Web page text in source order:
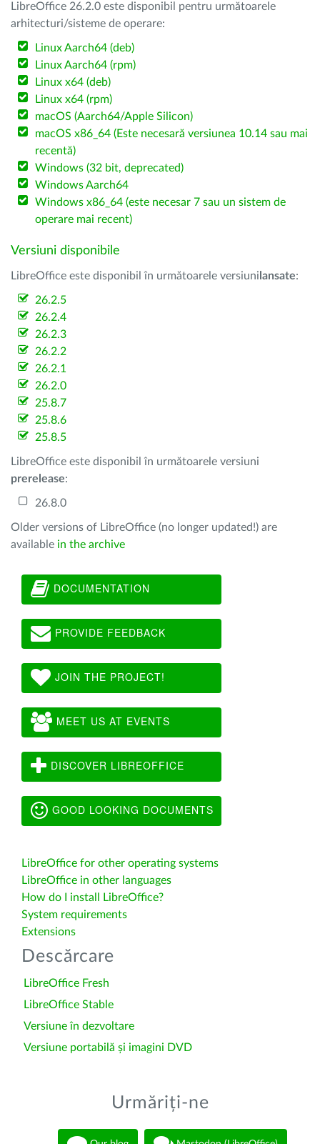
LibreOffice 26.2.0 este disponibil pentru următoarele
arhitecturi/sisteme de operare:
Linux Aarch64 (deb)
Linux Aarch64 (rpm)
Linux x64 (deb)
Linux x64 (rpm)
macOS (Aarch64/Apple Silicon)
macOS x86_64 (Este necesară versiunea 10.14 sau mai
recentă)
Windows (32 bit, deprecated)
Windows Aarch64
Windows x86_64 (este necesar 7 sau un sistem de
operare mai recent)
Versiuni disponibile
LibreOffice este disponibil în următoarele versiuni lansate:
26.2.5
26.2.4
26.2.3
26.2.2
26.2.1
26.2.0
25.8.7
25.8.6
25.8.5
LibreOffice este disponibil în următoarele versiuni
prerelease:
26.8.0
Older versions of LibreOffice (no longer updated!) are
available in the archive
DOCUMENTATION
PROVIDE FEEDBACK
JOIN THE PROJECT!
MEET US AT EVENTS
DISCOVER LIBREOFFICE
GOOD LOOKING DOCUMENTS
LibreOffice for other operating systems
LibreOffice in other languages
How do I install LibreOffice?
System requirements
Extensions
Descărcare
LibreOffice Fresh
LibreOffice Stable
Versiune în dezvoltare
Versiune portabilă și imagini DVD
Urmăriți-ne